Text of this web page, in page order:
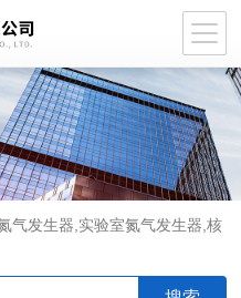
气发生器,实验室氮气发生器,核